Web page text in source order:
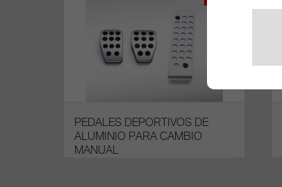
PEDALES DEPORTIVOS DE
ALUMINIO PARA CAMBIO
MANUAL